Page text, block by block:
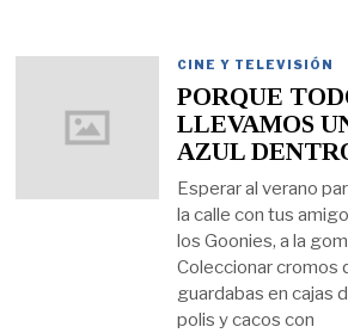
CINE Y TELEVISIÓN
PORQUE
LLEVAMOS
AZUL
Esperar al verano
la calle con tus
los Goonies, a la
Coleccionar cromos
guardabas en cajas
polis y cacos con